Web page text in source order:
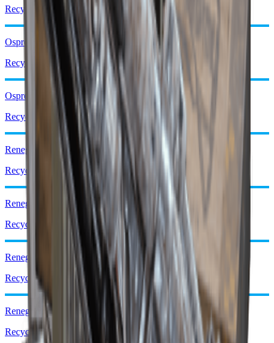
Recyceln: x2
Osprey III
Recyceln: x3
Osprey IV
Recyceln: x3
Renegade I
Recyceln: x2
Renegade II
Recyceln: x2
Renegade III
Recyceln: x3
Renegade IV
Recyceln: x3